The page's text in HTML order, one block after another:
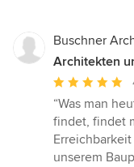
Buschner
Architekten
Bewertung:
5
von
5
“Was man
findet, findet
unserem